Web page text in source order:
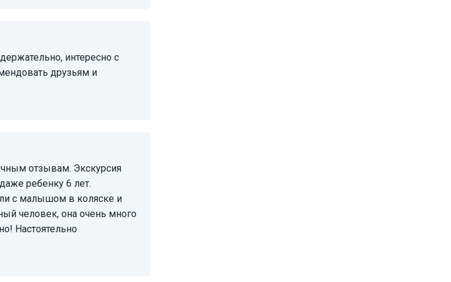
друзьям и
ребенку 6 лет.
с малышом в коляске и
человек, она очень много
Настоятельно